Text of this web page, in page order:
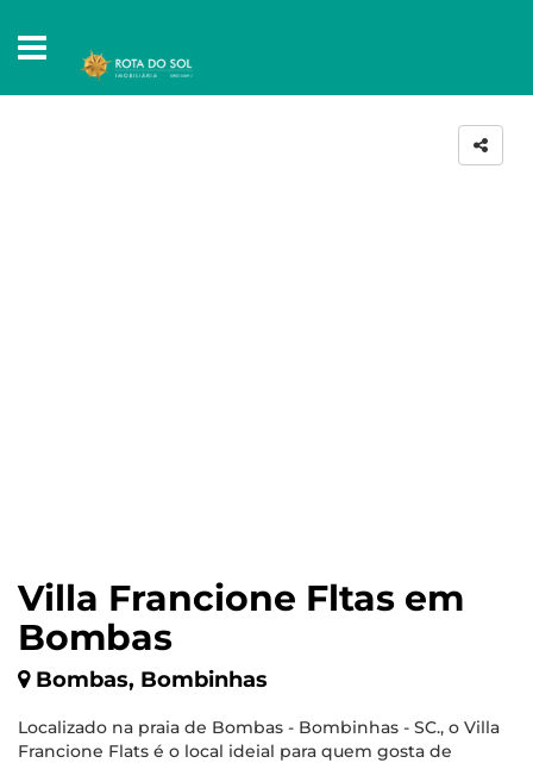
Villa Francione Fltas em
Bombas
Bombas, Bombinhas
Localizado na praia de Bombas - Bombinhas - SC., o Villa
Francione Flats é o local ideial para quem gosta de